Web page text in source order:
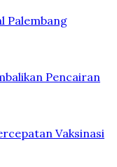
Palembang
Pencairan
Vaksinasi